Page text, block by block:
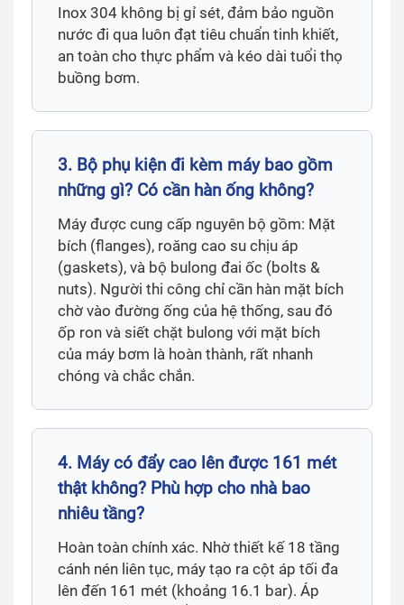
Inox 304 không bị gỉ sét, đảm bảo nguồn
nước đi qua luôn đạt tiêu chuẩn tinh khiết,
an toàn cho thực phẩm và kéo dài tuổi thọ
buồng bơm.
3. Bộ phụ kiện đi kèm máy bao gồm
những gì? Có cần hàn ống không?
Máy được cung cấp nguyên bộ gồm: Mặt
bích (flanges), roăng cao su chịu áp
(gaskets), và bộ bulong đai ốc (bolts &
nuts). Người thi công chỉ cần hàn mặt bích
chờ vào đường ống của hệ thống, sau đó
ốp ron và siết chặt bulong với mặt bích
của máy bơm là hoàn thành, rất nhanh
chóng và chắc chắn.
4. Máy có đẩy cao lên được 161 mét
thật không? Phù hợp cho nhà bao
nhiêu tầng?
Hoàn toàn chính xác. Nhờ thiết kế 18 tầng
cánh nén liên tục, máy tạo ra cột áp tối đa
lên đến 161 mét (khoảng 16.1 bar). Áp